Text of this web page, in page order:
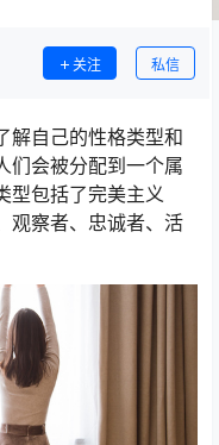
关注 私信
解自己的性格类型和
们会被分配到一个属
型包括了完美主义
观察者、忠诚者、活